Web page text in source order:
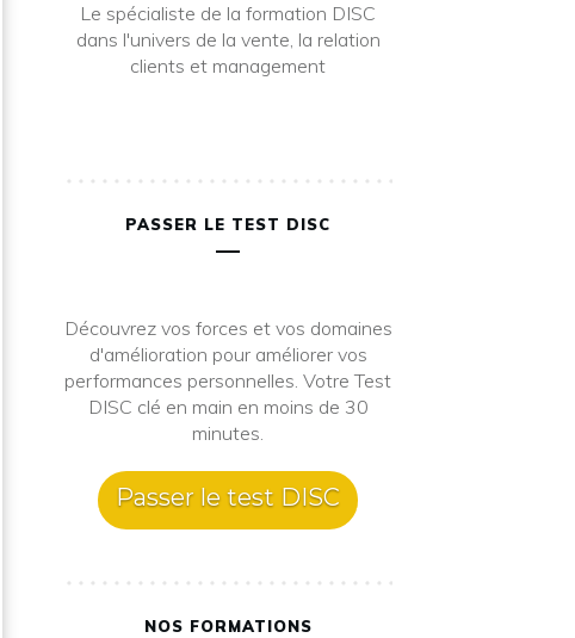
Le spécialiste de la formation DISC
dans l'univers de la vente, la relation
clients et management
PASSER LE TEST DISC
Découvrez vos forces et vos domaines
d'amélioration pour améliorer vos
performances personnelles. Votre Test
DISC clé en main en moins de 30
minutes.
Passer le test DISC
NOS FORMATIONS